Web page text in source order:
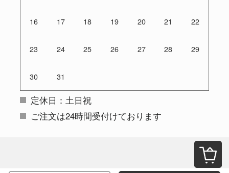
16 17 18 19 20 21 22
23 24 25 26 27 28 29
30 31
定休日：土日祝
ご注文は24時間受付けております